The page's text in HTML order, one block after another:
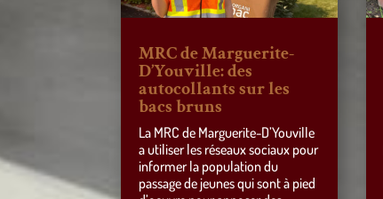
MRC de Marguerite-
D’Youville: des
autocollants sur les
bacs bruns
La MRC de Marguerite-D’Youville
a utiliser les réseaux sociaux pour
informer la population du
passage de jeunes qui sont à pied